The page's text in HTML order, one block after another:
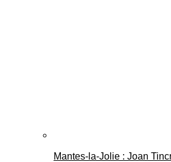
Mantes-la-Jolie : Joan